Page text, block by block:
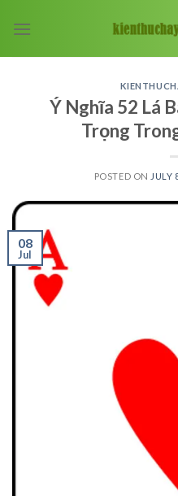
Ý Nghĩa 52 Lá
Trọng
POSTED ON JULY
08
Jul